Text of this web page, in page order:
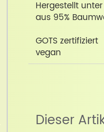
Hergestellt
aus 95%
GOTS zertifiziert
vegan
Dieser